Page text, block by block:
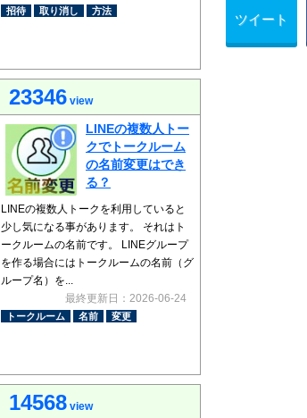
招待 取り消し 方法
23346 view
LINEの複数人トー
クでトークルーム
の名前変更はでき
る？
LINEの複数人トークを利用していると
少し気になる事があります。 それはト
ークルームの名前です。 LINEグループ
を作る場合にはトークルームの名前（グ
ループ名）を...
最終更新日：2026-06-24
トークルーム 名前 変更
14568 view
ツイート